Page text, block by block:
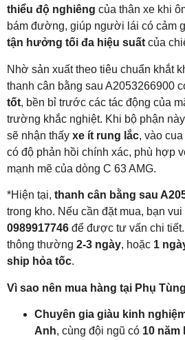
thiểu độ nghiêng của thân xe khi
bám đường, giúp người lái có cảm
tận hưởng tối đa hiệu suất của
Nhờ sản xuất theo tiêu chuẩn khắt
thanh cân bằng sau A2053266900
tốt, bền bỉ trước các tác động của
trường khắc nghiệt. Khi bộ phận
sẽ nhận thấy xe ít rung lắc, vào
có độ phản hồi chính xác, phù hợp
mạnh mẽ của dòng C 63 AMG.
*Hiện tại, thanh cân bằng sau
trong kho. Nếu cần đặt mua, bạn vui
0989917746 để được tư vấn chi
thông thường 2-3 ngày, hoặc 1
ship hỏa tốc.
Vì sao nên mua hàng tại Phụ
Chuyên gia giàu kinh
Anh, cùng đội ngũ có 10 năm